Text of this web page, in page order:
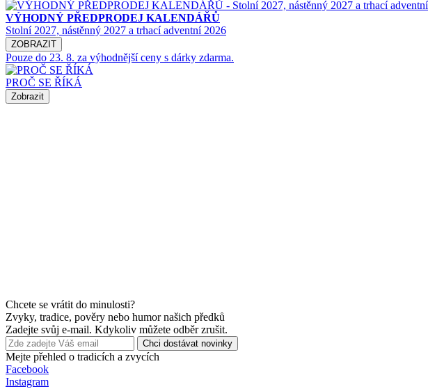
VÝHODNÝ PŘEDPRODEJ KALENDÁŘŮ
Stolní 2027, nástěnný 2027 a trhací adventní 2026
ZOBRAZIT
Pouze do 23. 8. za výhodnější ceny s dárky zdarma.
PROČ SE ŘÍKÁ
Zobrazit
Chcete se vrátit do minulosti?
Zvyky, tradice, pověry nebo humor našich předků
Zadejte svůj e-mail. Kdykoliv můžete odběr zrušit.
Chci dostávat novinky
Mejte přehled o tradicích a zvycích
Facebook
Instagram